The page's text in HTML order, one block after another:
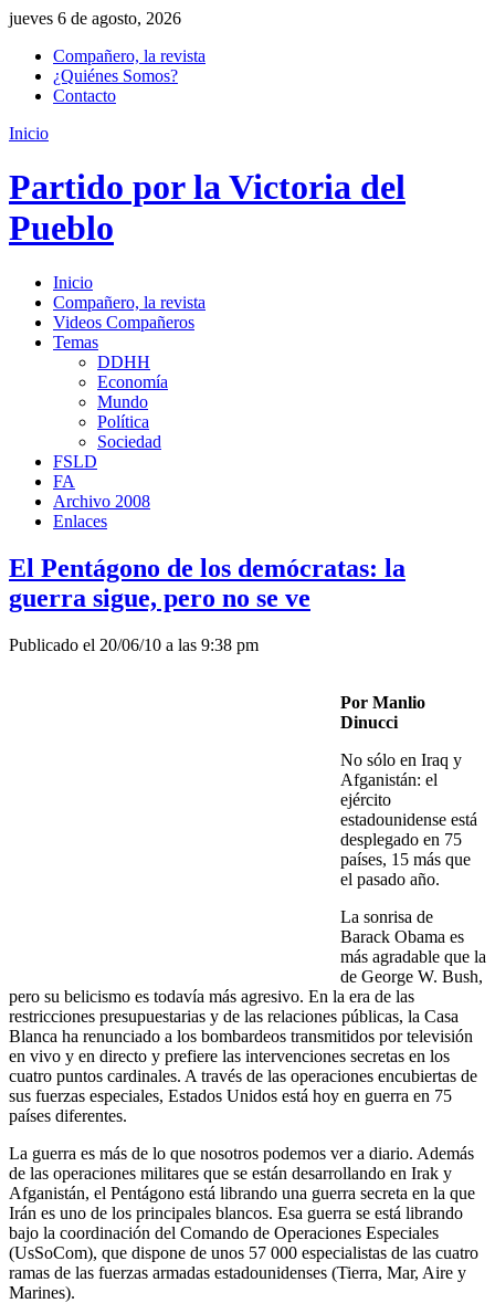
jueves 6 de agosto, 2026
Compañero, la revista
¿Quiénes Somos?
Contacto
Inicio
Partido por la Victoria del
Pueblo
Inicio
Compañero, la revista
Videos Compañeros
Temas
DDHH
Economía
Mundo
Política
Sociedad
FSLD
FA
Archivo 2008
Enlaces
El Pentágono de los demócratas: la
guerra sigue, pero no se ve
Publicado el 20/06/10 a las 9:38 pm
Por Manlio
Dinucci
No sólo en Iraq y
Afganistán: el
ejército
estadounidense está
desplegado en 75
países, 15 más que
el pasado año.
La sonrisa de
Barack Obama es
más agradable que la
de George W. Bush,
pero su belicismo es todavía más agresivo. En la era de las
restricciones presupuestarias y de las relaciones públicas, la Casa
Blanca ha renunciado a los bombardeos transmitidos por televisión
en vivo y en directo y prefiere las intervenciones secretas en los
cuatro puntos cardinales. A través de las operaciones encubiertas de
sus fuerzas especiales, Estados Unidos está hoy en guerra en 75
países diferentes.
La guerra es más de lo que nosotros podemos ver a diario. Además
de las operaciones militares que se están desarrollando en Irak y
Afganistán, el Pentágono está librando una guerra secreta en la que
Irán es uno de los principales blancos. Esa guerra se está librando
bajo la coordinación del Comando de Operaciones Especiales
(UsSoCom), que dispone de unos 57 000 especialistas de las cuatro
ramas de las fuerzas armadas estadounidenses (Tierra, Mar, Aire y
Marines).